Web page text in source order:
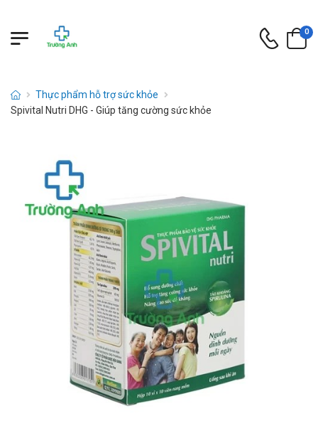
0
Thực phẩm hỗ trợ sức khỏe
Spivital Nutri DHG - Giúp tăng cường sức khỏe